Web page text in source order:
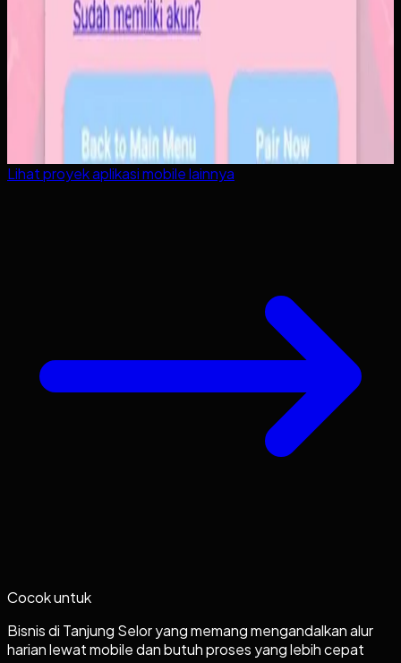
Lihat proyekaplikasi mobilelainnya
Cocok untuk
Bisnis di Tanjung Selor yang memang mengandalkan alur
harian lewat mobile dan butuh proses yang lebih cepat